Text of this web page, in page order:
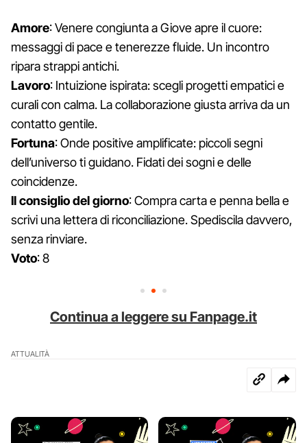
Amore: Venere congiunta a Giove apre il cuore:
messaggi di pace e tenerezze fluide. Un incontro
ripara strappi antichi.
Lavoro: Intuizione ispirata: scegli progetti empatici e
curali con calma. La collaborazione giusta arriva da un
contatto gentile.
Fortuna: Onde positive amplificate: piccoli segni
dell’universo ti guidano. Fidati dei sogni e delle
coincidenze.
Il consiglio del giorno: Compra carta e penna bella e
scrivi una lettera di riconciliazione. Spediscila davvero,
senza rinviare.
Voto: 8
Continua a leggere su Fanpage.it
ATTUALITÀ